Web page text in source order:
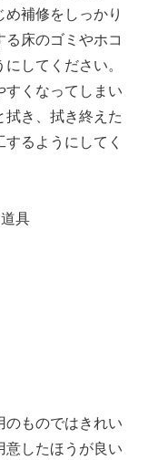
補修をしっかり
床のゴミやホコ
してください。
くなってしまい
拭き、拭き終えた
るようにしてく
具
ものではきれい
意したほうが良い